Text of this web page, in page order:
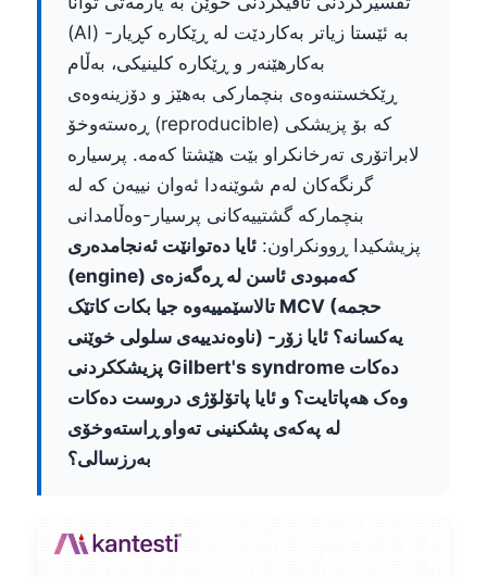
(AI) بە ئێستا زیاتر بەکاردێت لە ڕێکارە کڕیار-
بەکارهێنەر و ڕێکارە کلینیکی، بەڵام
ڕێکخستنەوەی بنچمارکی بەهێز و دۆزینەوەی
ڕەستەوخۆ (reproducible) کە بۆ پزیشکی
لابراتۆری تەرخانکراو بێت هێشتا کەمە. پرسیارە
گرنگەکان لەم شوێنەدا ئەوان نییەن کە لە
بنچمارکە گشتییەکانی پرسیار-وەڵامدانی
پزیشکیدا ڕوونکراون: ئایا دەتوانێت ئەنجامدەری
(engine) کەمبودی ئاسن لە ڕەگەزەی
تالاسێمییەوە جیا بکات کاتێک MCV (حجمە
ناوەندییەی سلولی خوێنی) یەکسانە؟ ئایا زۆر-
پزیشککردنی Gilbert's syndrome دەکات
وەک هەپاتایت؟ و ئایا پاتۆلۆژی دروست دەکات
لە پەکەی پشکنینی تەواو ڕاستەوخۆی
بەرزسالی؟